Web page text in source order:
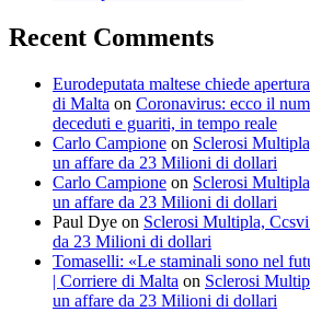
Recent Comments
Eurodeputata maltese chiede
di Malta on Coronavirus: ecco il
deceduti e guariti, in tempo reale
Carlo Campione on Sclerosi
un affare da 23 Milioni di dollari
Carlo Campione on Sclerosi
un affare da 23 Milioni di dollari
Paul Dye on Sclerosi Multipla,
da 23 Milioni di dollari
Tomaselli: «Le staminali sono nel
| Corriere di Malta on Sclerosi
un affare da 23 Milioni di dollari